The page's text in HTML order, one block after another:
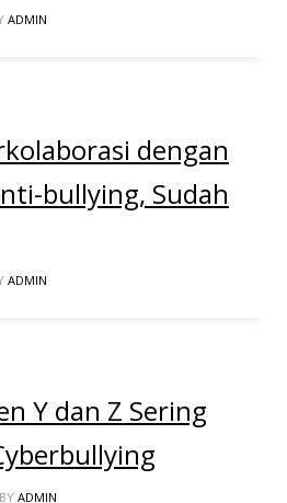
ADMIN
dengan
bullying, Sudah
ADMIN
Y dan Z Sering
BY ADMIN